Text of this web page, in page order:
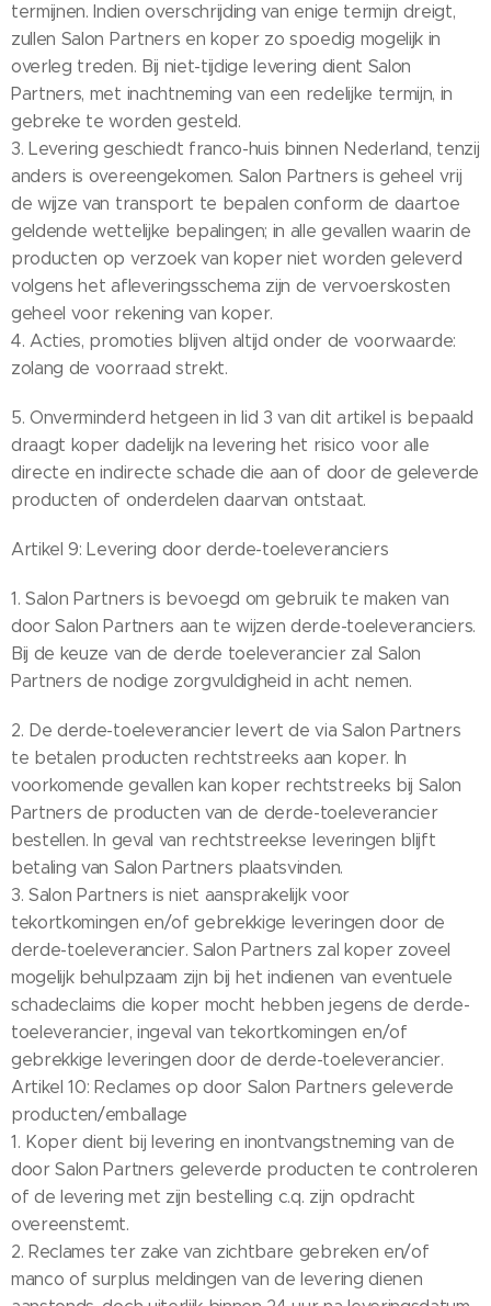
termijnen. Indien overschrijding van enige termijn dreigt,
zullen Salon Partners en koper zo spoedig mogelijk in
overleg treden. Bij niet-tijdige levering dient Salon
Partners, met inachtneming van een redelijke termijn, in
gebreke te worden gesteld.
3. Levering geschiedt franco-huis binnen Nederland, tenzij
anders is overeengekomen. Salon Partners is geheel vrij
de wijze van transport te bepalen conform de daartoe
geldende wettelijke bepalingen; in alle gevallen waarin de
producten op verzoek van koper niet worden geleverd
volgens het afleveringsschema zijn de vervoerskosten
geheel voor rekening van koper.
4. Acties, promoties blijven altijd onder de voorwaarde:
zolang de voorraad strekt.
5. Onverminderd hetgeen in lid 3 van dit artikel is bepaald
draagt koper dadelijk na levering het risico voor alle
directe en indirecte schade die aan of door de geleverde
producten of onderdelen daarvan ontstaat.
Artikel 9: Levering door derde-toeleveranciers
1. Salon Partners is bevoegd om gebruik te maken van
door Salon Partners aan te wijzen derde-toeleveranciers.
Bij de keuze van de derde toeleverancier zal Salon
Partners de nodige zorgvuldigheid in acht nemen.
2. De derde-toeleverancier levert de via Salon Partners
te betalen producten rechtstreeks aan koper. In
voorkomende gevallen kan koper rechtstreeks bij Salon
Partners de producten van de derde-toeleverancier
bestellen. In geval van rechtstreekse leveringen blijft
betaling van Salon Partners plaatsvinden.
3. Salon Partners is niet aansprakelijk voor
tekortkomingen en/of gebrekkige leveringen door de
derde-toeleverancier. Salon Partners zal koper zoveel
mogelijk behulpzaam zijn bij het indienen van eventuele
schadeclaims die koper mocht hebben jegens de derde-
toeleverancier, ingeval van tekortkomingen en/of
gebrekkige leveringen door de derde-toeleverancier.
Artikel 10: Reclames op door Salon Partners geleverde
producten/emballage
1. Koper dient bij levering en inontvangstneming van de
door Salon Partners geleverde producten te controleren
of de levering met zijn bestelling c.q. zijn opdracht
overeenstemt.
2. Reclames ter zake van zichtbare gebreken en/of
manco of surplus meldingen van de levering dienen